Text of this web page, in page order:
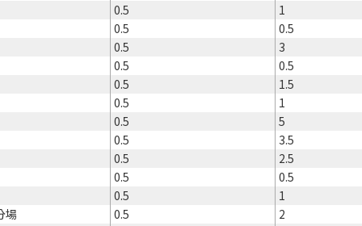
0.5
1
0.5
0.5
0.5
3
0.5
0.5
0.5
1.5
0.5
1
0.5
5
0.5
3.5
0.5
2.5
0.5
0.5
0.5
1
場
0.5
2